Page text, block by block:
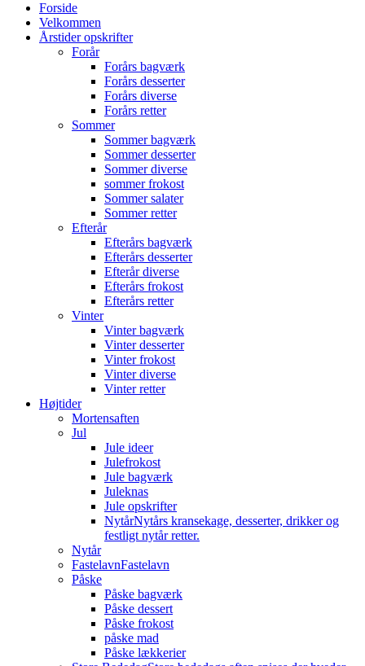
Menu
Forside
Velkommen
Årstider opskrifter
Forår
Forårs bagværk
Forårs desserter
Forårs diverse
Forårs retter
Sommer
Sommer bagværk
Sommer desserter
Sommer diverse
sommer frokost
Sommer salater
Sommer retter
Efterår
Efterårs bagværk
Efterårs desserter
Efterår diverse
Efterårs frokost
Efterårs retter
Vinter
Vinter bagværk
Vinter desserter
Vinter frokost
Vinter diverse
Vinter retter
Højtider
Mortensaften
Jul
Jule ideer
Julefrokost
Jule bagværk
Juleknas
Jule opskrifter
NytårNytårs kransekage, desserter, drikker og
festligt nytår retter.
Nytår
FastelavnFastelavn
Påske
Påske bagværk
Påske dessert
Påske frokost
påske mad
Påske lækkerier